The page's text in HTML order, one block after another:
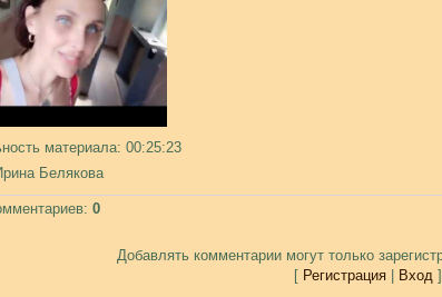
материала: 00:25:23
Белякова
: 0
Добавлять комментарии могут только
[ Регистрация| Вход]